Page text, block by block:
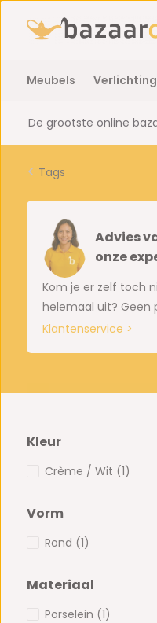
Meubels Verlichting
De grootste online
Tags
Advies
onze
Kom je er zelf toch
helemaal uit? Geen
Klantenservice >
Kleur
Crème / Wit (1)
Vorm
Rond (1)
Materiaal
Porselein (1)